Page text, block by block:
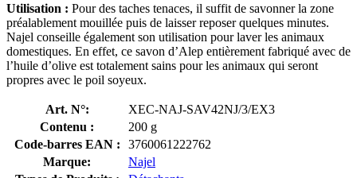
Utilisation : Pour des taches tenaces, il suffit de savonner la zone
préalablement mouillée puis de laisser reposer quelques minutes.
Najel conseille également son utilisation pour laver les animaux
domestiques. En effet, ce savon d’Alep entièrement fabriqué avec de
l’huile d’olive est totalement sains pour les animaux qui seront
propres avec le poil soyeux.
Art. N°:
XEC-NAJ-SAV42NJ/3/EX3
Contenu :
200 g
Code-barres EAN :
3760061222762
Marque:
Najel